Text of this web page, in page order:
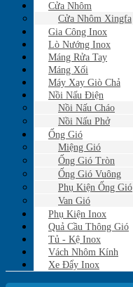
Cửa Nhôm
Cửa Nhôm Xingfa
Gia Công Inox
Lò Nướng Inox
Máng Rửa Tay
Máng Xối
Máy Xay Giò Chả
Nồi Nấu Điện
Nồi Nấu Cháo
Nồi Nấu Phở
Ống Gió
Miệng Gió
Ống Gió Tròn
Ống Gió Vuông
Phụ Kiện Ống Gió
Van Gió
Phụ Kiện Inox
Quả Cầu Thông Gió
Tủ - Kệ Inox
Vách Nhôm Kính
Xe Đẩy Inox